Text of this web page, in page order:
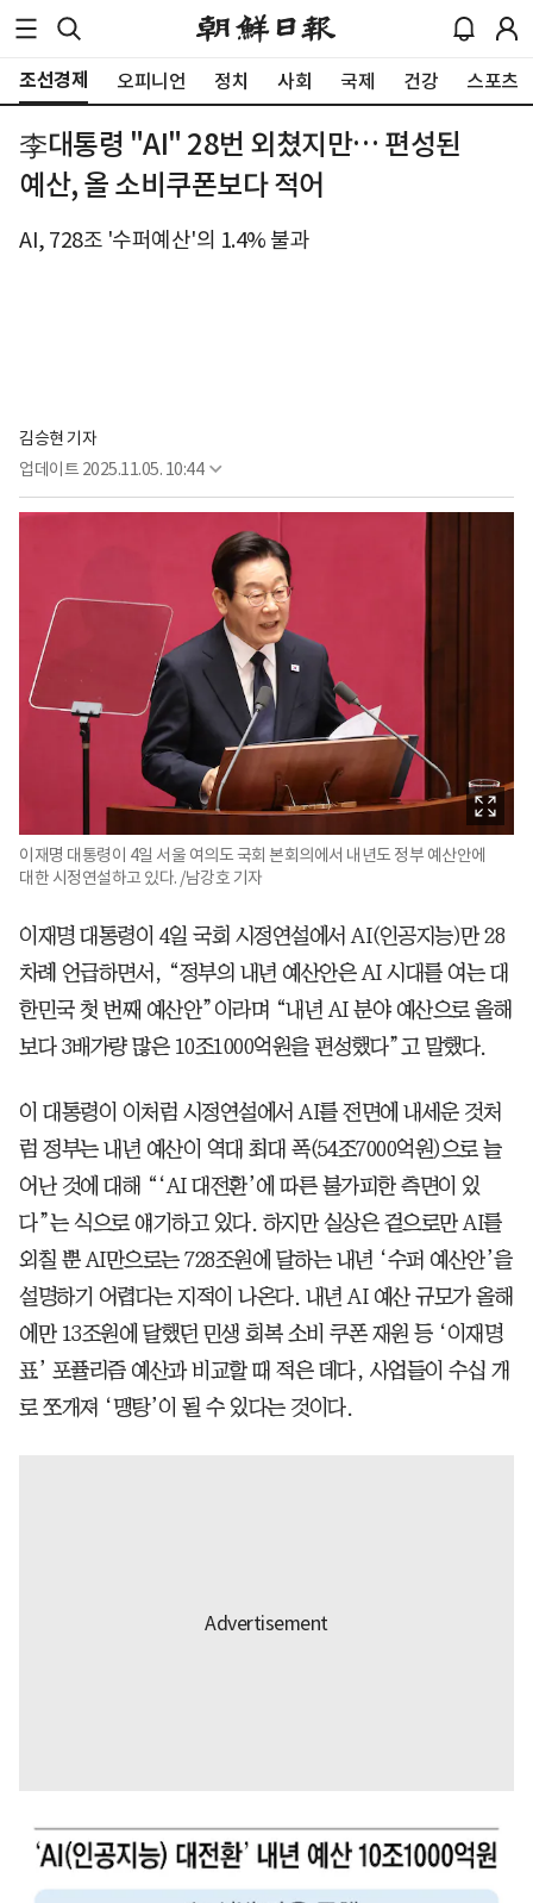
조선경제 오피니언 정치 사회 국제 건강 스포츠
李대통령 "AI" 28번 외쳤지만… 편성된
예산, 올 소비쿠폰보다 적어
AI, 728조 '수퍼예산'의 1.4% 불과
김승현 기자
업데이트 2025.11.05. 10:44
이재명 대통령이 4일 서울 여의도 국회 본회의에서 내년도 정부 예산안에
대한 시정연설하고 있다. /남강호 기자
이재명 대통령이 4일 국회 시정연설에서 AI(인공지능)만 28
차례 언급하면서, “정부의 내년 예산안은 AI 시대를 여는 대
한민국 첫 번째 예산안”이라며 “내년 AI 분야 예산으로 올해
보다 3배가량 많은 10조1000억원을 편성했다”고 말했다.
이 대통령이 이처럼 시정연설에서 AI를 전면에 내세운 것처
럼 정부는 내년 예산이 역대 최대 폭(54조7000억원)으로 늘
어난 것에 대해 “‘AI 대전환’에 따른 불가피한 측면이 있
다”는 식으로 얘기하고 있다. 하지만 실상은 겉으로만 AI를
외칠 뿐 AI만으로는 728조원에 달하는 내년 ‘수퍼 예산안’을
설명하기 어렵다는 지적이 나온다. 내년 AI 예산 규모가 올해
에만 13조원에 달했던 민생 회복 소비 쿠폰 재원 등 ‘이재명
표’ 포퓰리즘 예산과 비교할 때 적은 데다, 사업들이 수십 개
로 쪼개져 ‘맹탕’이 될 수 있다는 것이다.